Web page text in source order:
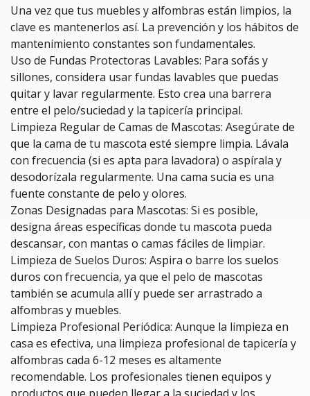
Una vez que tus muebles y alfombras están limpios, la
clave es mantenerlos así. La prevención y los hábitos de
mantenimiento constantes son fundamentales.
Uso de Fundas Protectoras Lavables: Para sofás y
sillones, considera usar fundas lavables que puedas
quitar y lavar regularmente. Esto crea una barrera
entre el pelo/suciedad y la tapicería principal.
Limpieza Regular de Camas de Mascotas: Asegúrate de
que la cama de tu mascota esté siempre limpia. Lávala
con frecuencia (si es apta para lavadora) o aspírala y
desodorízala regularmente. Una cama sucia es una
fuente constante de pelo y olores.
Zonas Designadas para Mascotas: Si es posible,
designa áreas específicas donde tu mascota pueda
descansar, con mantas o camas fáciles de limpiar.
Limpieza de Suelos Duros: Aspira o barre los suelos
duros con frecuencia, ya que el pelo de mascotas
también se acumula allí y puede ser arrastrado a
alfombras y muebles.
Limpieza Profesional Periódica: Aunque la limpieza en
casa es efectiva, una limpieza profesional de tapicería y
alfombras cada 6-12 meses es altamente
recomendable. Los profesionales tienen equipos y